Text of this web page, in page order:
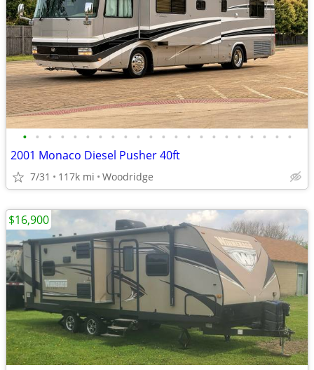
• • • • • • • • • • • • • • • • • • • • • •
2001 Monaco Diesel Pusher 40ft
7/31 117k mi Woodridge
$16,900